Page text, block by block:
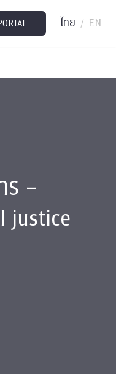
ไทย / EN
ร –
justice